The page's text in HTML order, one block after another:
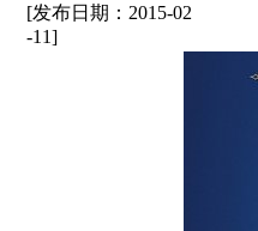
[发布日期：2015-02
-11]